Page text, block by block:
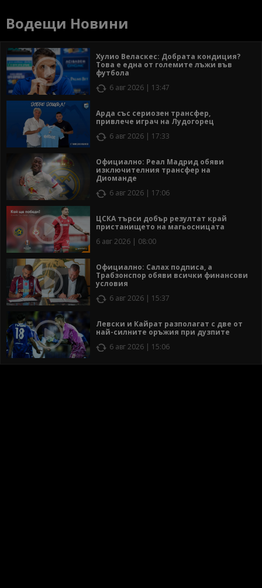
Водещи Новини
Хулио Веласкес: Добрата кондиция?
Това е една от големите лъжи във
футбола
6 авг 2026 | 13:47
Арда със сериозен трансфер,
привлече играч на Лудогорец
6 авг 2026 | 17:33
Официално: Реал Мадрид обяви
изключителния трансфер на
Диоманде
6 авг 2026 | 17:06
ЦСКА търси добър резултат край
пристанището на магьосницата
6 авг 2026 | 08:00
Официално: Салах подписа, а
Трабзонспор обяви всички финансови
условия
6 авг 2026 | 15:37
Левски и Кайрат разполагат с две от
най-силните оръжия при дузпите
6 авг 2026 | 15:06